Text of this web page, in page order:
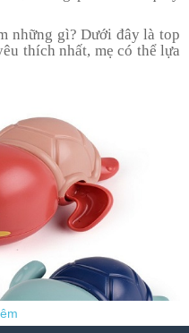
những gì? Dưới đây là top
thích nhất, mẹ có thể lựa